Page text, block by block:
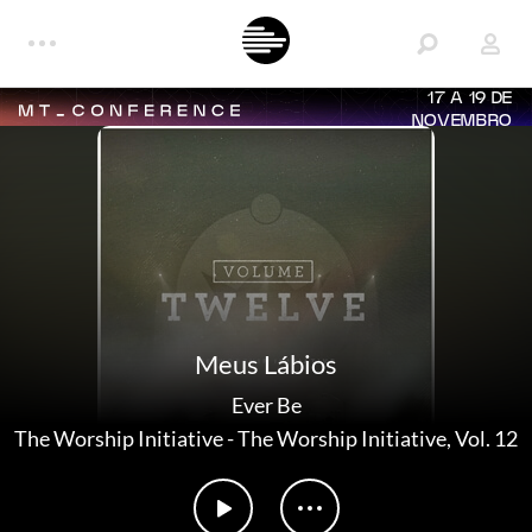
17 A 19 DE
NOVEMBRO
Meus Lábios
Ever Be
The Worship Initiative-The Worship Initiative, Vol. 12